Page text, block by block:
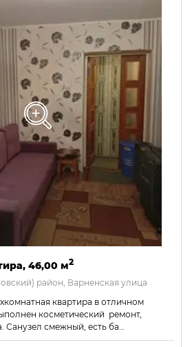
46,00 м2
район, Варненская улица
квартира в отличном
косметический ремонт,
Санузел смежный, есть ба…